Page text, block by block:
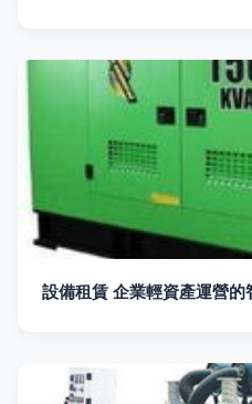
設備租賃 企業輕資產運營的